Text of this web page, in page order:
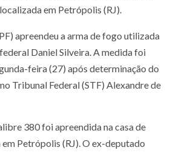
em Petrópolis (RJ).
apreendeu a arma de fogo utilizada
Daniel Silveira. A medida foi
feira (27) após determinação do
Tribunal Federal (STF) Alexandre de
380 foi apreendida na casa de
Petrópolis (RJ). O ex-deputado